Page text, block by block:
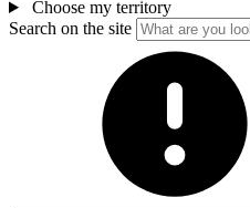
Choose my territory
Search on the site